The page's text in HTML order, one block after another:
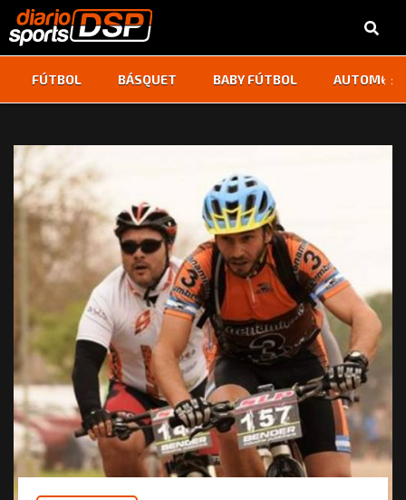
FÚTBOL BÁSQUET BABY FÚTBOL ‹ ›